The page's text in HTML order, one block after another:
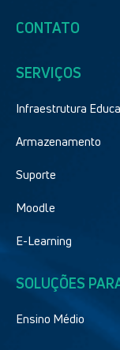
CONTATO
SERVIÇOS
Infraestrutura
Armazenamento
Suporte
Moodle
E-Learning
SOLUÇÕES
Ensino Médio